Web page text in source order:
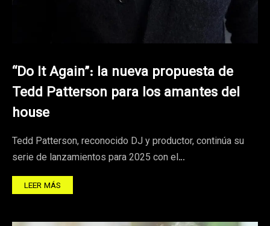
“Do It Again”: la nueva propuesta de
Tedd Patterson para los amantes del
house
Tedd Patterson, reconocido DJ y productor, continúa su
serie de lanzamientos para 2025 con el…
LEER MÁS